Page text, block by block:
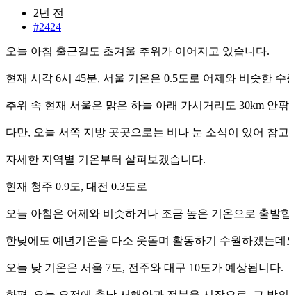
2년 전
#2424
오늘 아침 출근길도 초겨울 추위가 이어지고 있습니다.
현재 시각 6시 45분, 서울 기온은 0.5도로 어제와 비슷한
추위 속 현재 서울은 맑은 하늘 아래 가시거리도 30km 안
다만, 오늘 서쪽 지방 곳곳으로는 비나 눈 소식이 있어 참
자세한 지역별 기온부터 살펴보겠습니다.
현재 청주 0.9도, 대전 0.3도로
오늘 아침은 어제와 비슷하거나 조금 높은 기온으로 출발
한낮에도 예년기온을 다소 웃돌며 활동하기 수월하겠는데
오늘 낮 기온은 서울 7도, 전주와 대구 10도가 예상됩니다.